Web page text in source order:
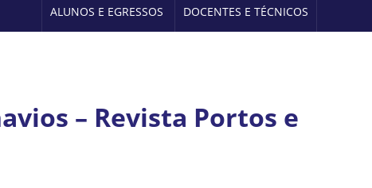
ALUNOS E EGRESSOS DOCENTES E TÉCNICOS
– Revista Portos e